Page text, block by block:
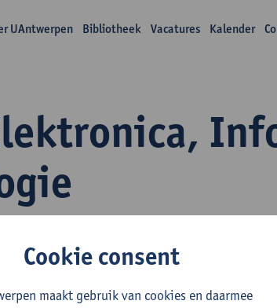
UAntwerpen Bibliotheek Vacatures Kalender
Cookie consent
maakt gebruik van cookies en daarmee